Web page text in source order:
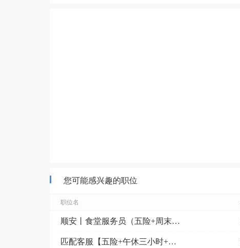
您可能感兴趣的职位
职位名
顺安丨食堂服务员（五险+周末双休）
匹配客服【五险+午休三小时+不外出】